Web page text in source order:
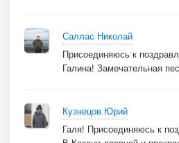
Саллас Николай
Присоединяюсь к
Галина! Замечательная
Кузнецов Юрий
Галя! Присоединяюсь к